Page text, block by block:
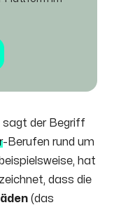
sagt der Begriff
-Berufen rund um
hat
dass die
(das